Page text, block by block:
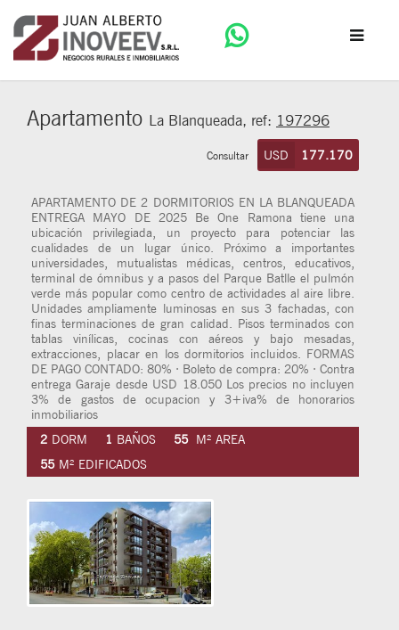
Apartamento La Blanqueada, ref: 197296
Consultar USD 177.170
APARTAMENTO DE 2 DORMITORIOS EN LA BLANQUEADA
ENTREGA MAYO DE 2025 Be One Ramona tiene una
ubicación privilegiada, un proyecto para potenciar las
cualidades de un lugar único. Próximo a importantes
universidades, mutualistas médicas, centros, educativos,
terminal de ómnibus y a pasos del Parque Batlle el pulmón
verde más popular como centro de actividades al aire libre.
Unidades ampliamente luminosas en sus 3 fachadas, con
finas terminaciones de gran calidad. Pisos terminados con
tablas vinílicas, cocinas con aéreos y bajo mesadas,
extracciones, placar en los dormitorios incluidos. FORMAS
DE PAGO CONTADO: 80% · Boleto de compra: 20% · Contra
entrega Garaje desde USD 18.050 Los precios no incluyen
3% de gastos de ocupacion y 3+iva% de honorarios
inmobiliarios
2 DORM 1 BAÑOS 55
M² AREA
55 M² EDIFICADOS